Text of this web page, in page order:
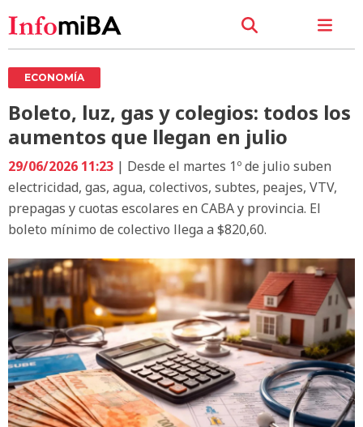
ECONOMÍA
Boleto, luz, gas y colegios: todos los
aumentos que llegan en julio
29/06/2026 11:23 | Desde el martes 1º de julio suben
electricidad, gas, agua, colectivos, subtes, peajes, VTV,
prepagas y cuotas escolares en CABA y provincia. El
boleto mínimo de colectivo llega a $820,60.